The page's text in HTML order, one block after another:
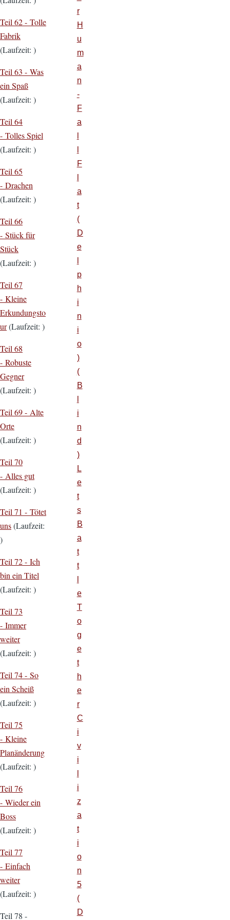
Teil 62 - Tolle
Fabrik
(Laufzeit: )
Teil 63 - Was
ein Spaß
(Laufzeit: )
Teil 64
- Tolles Spiel
(Laufzeit: )
Teil 65
- Drachen
(Laufzeit: )
Teil 66
- Stück für
Stück
(Laufzeit: )
Teil 67
- Kleine
Erkundungsto
ur(Laufzeit: )
Teil 68
- Robuste
Gegner
(Laufzeit: )
Teil 69 - Alte
Orte
(Laufzeit: )
Teil 70
- Alles gut
(Laufzeit: )
Teil 71 - Tötet
uns(Laufzeit:
)
Teil 72 - Ich
bin ein Titel
(Laufzeit: )
Teil 73
- Immer
weiter
(Laufzeit: )
Teil 74 - So
ein Scheiß
(Laufzeit: )
Teil 75
- Kleine
Planänderung
(Laufzeit: )
Teil 76
- Wieder ein
Boss
(Laufzeit: )
Teil 77
- Einfach
weiter
(Laufzeit: )
Teil 78 -
r
H
u
m
a
n
-
F
a
F
a
t
(
D
e
p
h
i
n
i
o
)
(
B
i
n
d
)
L
e
t
s
B
a
t
t
e
T
o
g
e
t
h
e
r
C
i
v
i
i
z
a
t
i
o
n
5
(
D